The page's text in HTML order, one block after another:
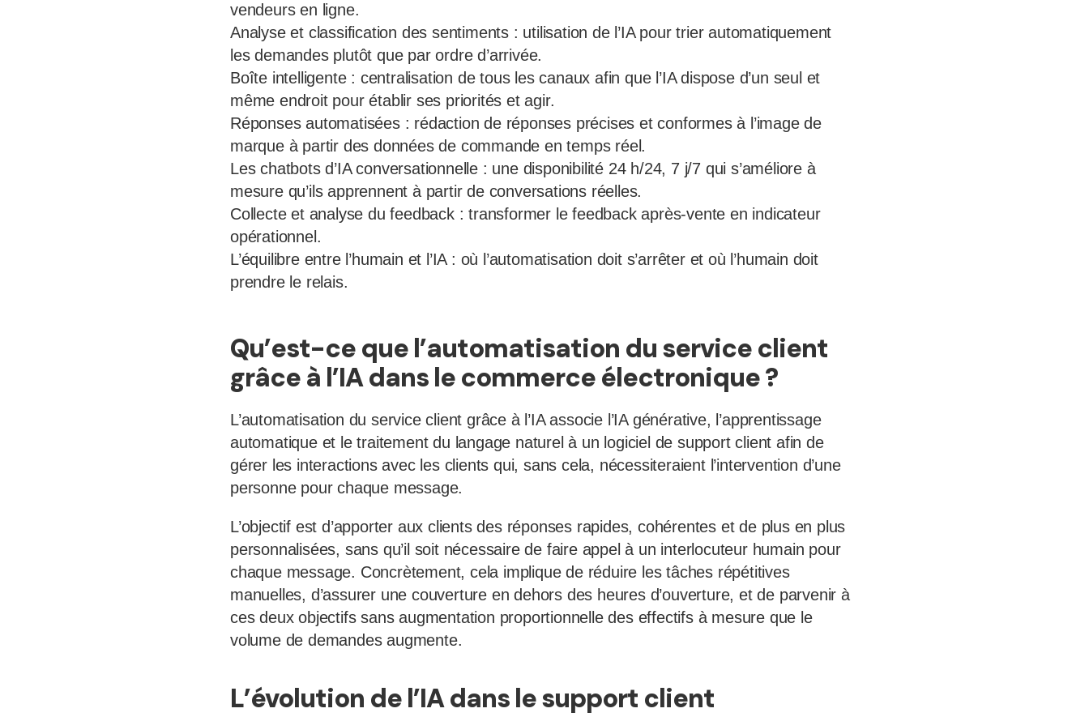
vendeurs en ligne.
Analyse et classification des sentiments : utilisation de l’IA pour trier automatiquement
les demandes plutôt que par ordre d’arrivée.
Boîte intelligente : centralisation de tous les canaux afin que l’IA dispose d’un seul et
même endroit pour établir ses priorités et agir.
Réponses automatisées : rédaction de réponses précises et conformes à l’image de
marque à partir des données de commande en temps réel.
Les chatbots d’IA conversationnelle : une disponibilité 24 h/24, 7 j/7 qui s’améliore à
mesure qu’ils apprennent à partir de conversations réelles.
Collecte et analyse du feedback : transformer le feedback après-vente en indicateur
opérationnel.
L’équilibre entre l’humain et l’IA : où l’automatisation doit s’arrêter et où l’humain doit
prendre le relais.
Qu’est-ce que l’automatisation du service client
grâce à l’IA dans le commerce électronique ?
L’automatisation du service client grâce à l’IA associe l’IA générative, l’apprentissage
automatique et le traitement du langage naturel à un logiciel de support client afin de
gérer les interactions avec les clients qui, sans cela, nécessiteraient l’intervention d’une
personne pour chaque message.
L’objectif est d’apporter aux clients des réponses rapides, cohérentes et de plus en plus
personnalisées, sans qu’il soit nécessaire de faire appel à un interlocuteur humain pour
chaque message. Concrètement, cela implique de réduire les tâches répétitives
manuelles, d’assurer une couverture en dehors des heures d’ouverture, et de parvenir à
ces deux objectifs sans augmentation proportionnelle des effectifs à mesure que le
volume de demandes augmente.
L’évolution de l’IA dans le support client